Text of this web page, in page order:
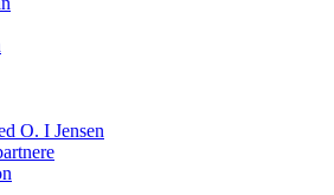
O. I Jensen